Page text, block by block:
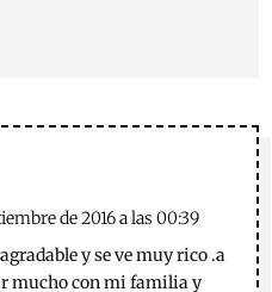
de 2016 a las 00:39
y se ve muy rico .a
mucho con mi familia y